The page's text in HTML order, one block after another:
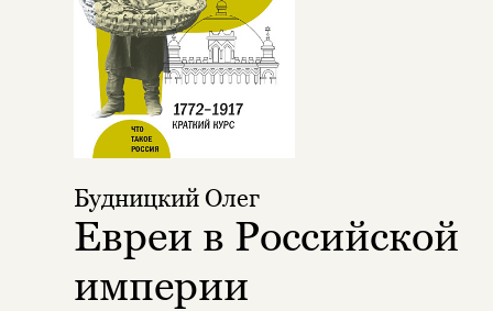
Будницкий Олег
Евреи в Российской
империи